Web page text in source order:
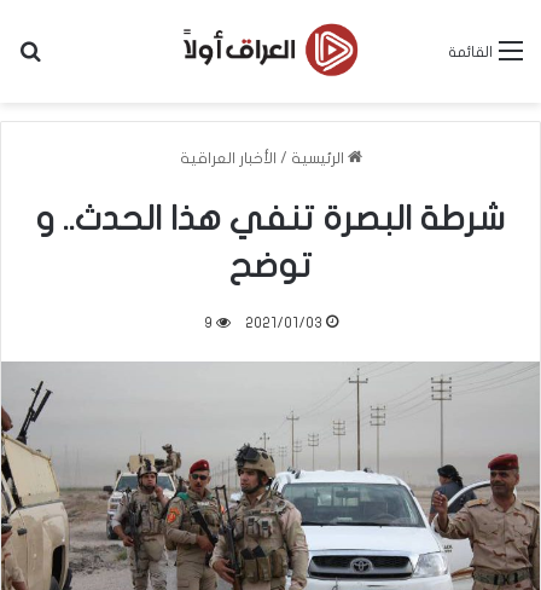
القائمة
الرئيسية / الأخبار العراقية
شرطة البصرة تنفي هذا الحدث.. و
توضح
2021/01/03
9